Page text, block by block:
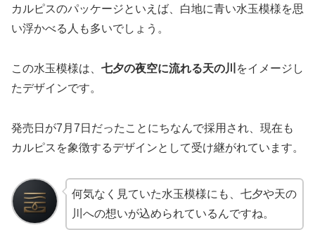
カルピスのパッケージといえば、白地に青い水玉模様を思
い浮かべる人も多いでしょう。
この水玉模様は、 七夕の夜空に流れる天の川
をイメージし
たデザインです。
発売日が7月7日だったことにちなんで採用され、現在も
カルピスを象徴するデザインとして受け継がれています。
何気なく見ていた水玉模様にも、七夕や天の
川への想いが込められているんですね。